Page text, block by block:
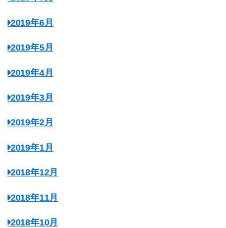
2019年6月
2019年5月
2019年4月
2019年3月
2019年2月
2019年1月
2018年12月
2018年11月
2018年10月